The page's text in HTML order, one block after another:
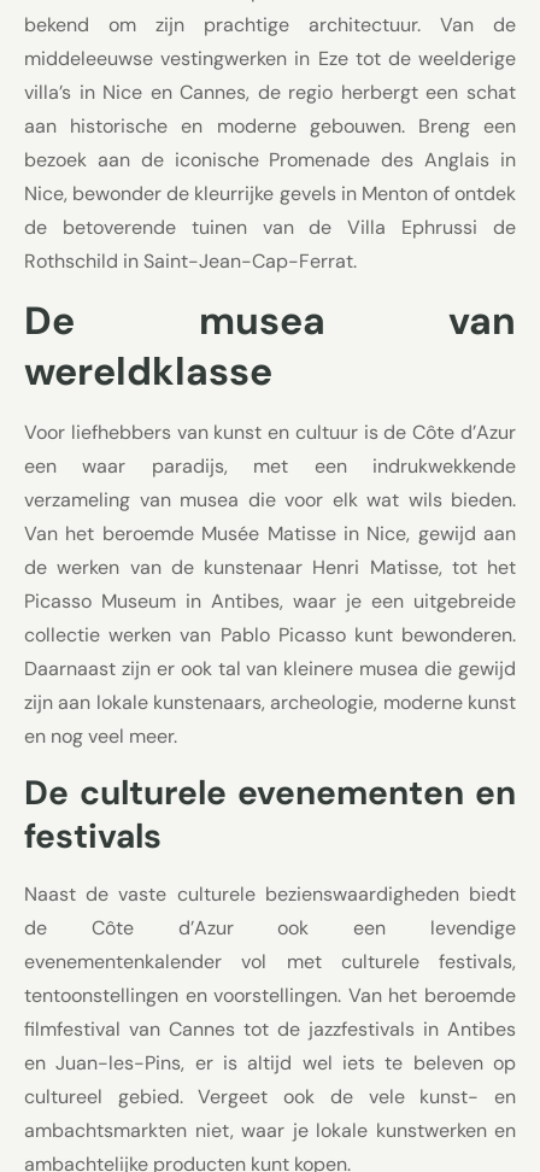
bekend om zijn prachtige architectuur. Van de
middeleeuwse vestingwerken in Eze tot de weelderige
villa’s in Nice en Cannes, de regio herbergt een schat
aan historische en moderne gebouwen. Breng een
bezoek aan de iconische Promenade des Anglais in
Nice, bewonder de kleurrijke gevels in Menton of ontdek
de betoverende tuinen van de Villa Ephrussi de
Rothschild in Saint-Jean-Cap-Ferrat.
De musea van
wereldklasse
Voor liefhebbers van kunst en cultuur is de Côte d’Azur
een waar paradijs, met een indrukwekkende
verzameling van musea die voor elk wat wils bieden.
Van het beroemde Musée Matisse in Nice, gewijd aan
de werken van de kunstenaar Henri Matisse, tot het
Picasso Museum in Antibes, waar je een uitgebreide
collectie werken van Pablo Picasso kunt bewonderen.
Daarnaast zijn er ook tal van kleinere musea die gewijd
zijn aan lokale kunstenaars, archeologie, moderne kunst
en nog veel meer.
De culturele evenementen en
festivals
Naast de vaste culturele bezienswaardigheden biedt
de Côte d’Azur ook een levendige
evenementenkalender vol met culturele festivals,
tentoonstellingen en voorstellingen. Van het beroemde
filmfestival van Cannes tot de jazzfestivals in Antibes
en Juan-les-Pins, er is altijd wel iets te beleven op
cultureel gebied. Vergeet ook de vele kunst- en
ambachtsmarkten niet, waar je lokale kunstwerken en
ambachtelijke producten kunt kopen.